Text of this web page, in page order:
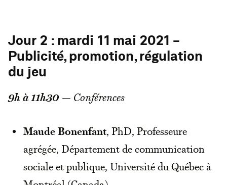
Jour 2 : mardi 11 mai 2021 -
Publicité, promotion, régulation
du jeu
9h à 11h30 — Conférences
Maude Bonenfant, PhD, Professeure
agrégée, Département de communication
sociale et publique, Université du Québec à